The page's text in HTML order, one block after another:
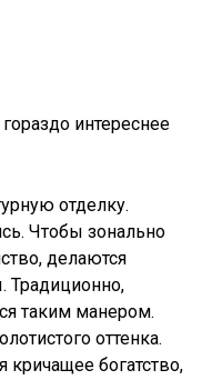
интереснее
отделку.
Чтобы зонально
делаются
Традиционно,
таким манером.
оттенка.
богатство,